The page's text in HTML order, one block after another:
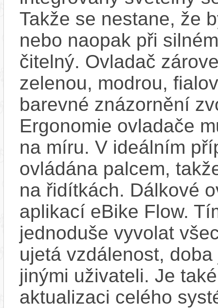
Takže se nestane, že
nebo naopak při
čitelný. Ovladač
zelenou, modrou,
barevné znázornění
Ergonomie ovladače
na míru. V ideálním
ovládána palcem,
na řidítkách. Dálkové
aplikací eBike Flow.
jednoduše vyvolat
ujetá vzdálenost,
jinými uživateli. Je
aktualizaci celého